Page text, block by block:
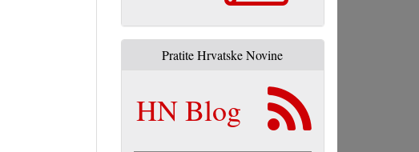
Pratite Hrvatske Novine
HN Blog